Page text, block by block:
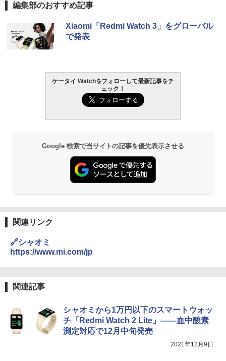
編集部のおすすめ記事
Xiaomi「Redmi Watch 3」をグローバル
で発表
ケータイ Watchをフォローして最新記事をチ
ェック！
Google 検索で当サイトの記事を優先表示させる
関連リンク
🔗シャオミ
https://www.mi.com/jp
関連記事
シャオミから1万円以下のスマートウォッ
チ「Redmi Watch 2 Lite」――血中酸素
測定対応で12月中旬発売
2021年12月9日